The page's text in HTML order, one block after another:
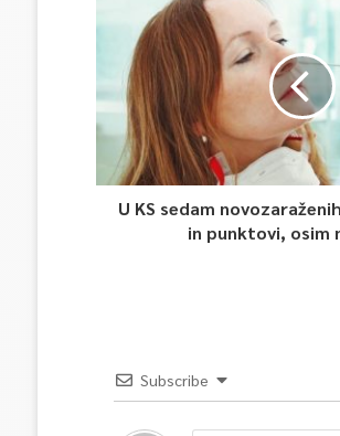
U KS sedam
in punktovi, osim
Subscribe